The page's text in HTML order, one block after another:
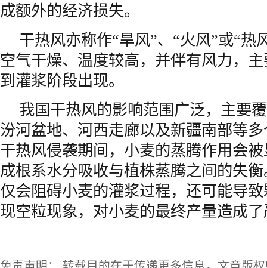
成额外的经济损失。
干热风亦称作“旱风”、“火风”或“热
空气干燥、温度较高，并伴有风力，
到灌浆阶段出现。
我国干热风的影响范围广泛，主要
汾河盆地、河西走廊以及新疆南部等
干热风侵袭期间，小麦的蒸腾作用会
成根系水分吸收与植株蒸腾之间的失
仅会阻碍小麦的灌浆过程，还可能导
现空粒现象，对小麦的最终产量造成